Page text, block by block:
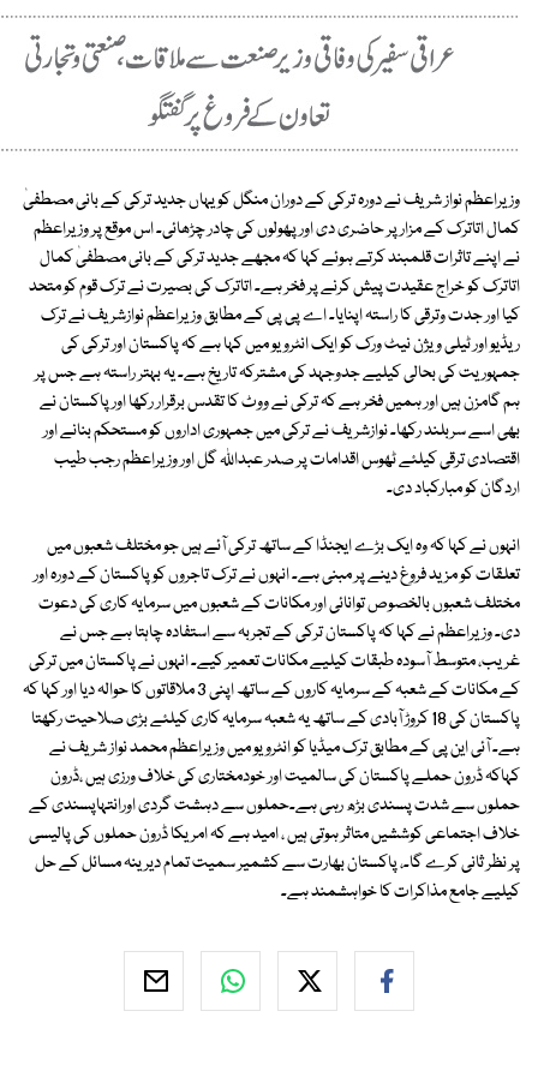
وزیراعظم نواز شریف نے دورہ ترکی کے دوران منگل کو یہاں جدید ترکی کے بانی مصطفیٰ
کمال اتاترک کے مزار پر حاضری دی اور پھولوں کی چادر چڑھائی۔ اس موقع پر وزیراعظم
نے اپنے تاثرات قلمبند کرتے ہوئے کہا کہ مجھے جدید ترکی کے بانی مصطفیٰ کمال
اتاترک کو خراج عقیدت پیش کرنے پر فخر ہے۔ اتاترک کی بصیرت نے ترک قوم کو متحد
کیا اور جدت وترقی کا راستہ اپنایا۔ اے پی پی کے مطابق وزیراعظم نوازشریف نے ترک
ریڈیو اور ٹیلی ویژن نیٹ ورک کو ایک انٹرویو میں کہا ہے کہ پاکستان اور ترکی کی
جمہوریت کی بحالی کیلیے جدوجہد کی مشترکہ تاریخ ہے۔ یہ بہتر راستہ ہے جس پر
ہم گامزن ہیں اور ہمیں فخر ہے کہ ترکی نے ووٹ کا تقدس برقرار رکھا اور پاکستان نے
بھی اسے سربلند رکھا۔ نوازشریف نے ترکی میں جمہوری اداروں کو مستحکم بنانے اور
اقتصادی ترقی کیلئے ٹھوس اقدامات پر صدر عبداللہ گل اور وزیراعظم رجب طیب
اردگان کو مبارکباد دی۔
انہوں نے کہا کہ وہ ایک بڑے ایجنڈا کے ساتھ ترکی آئے ہیں جو مختلف شعبوں میں
تعلقات کو مزید فروغ دینے پر مبنی ہے۔ انہوں نے ترک تاجروں کو پاکستان کے دورہ اور
مختلف شعبوں بالخصوص توانائی اور مکانات کے شعبوں میں سرمایہ کاری کی دعوت
دی۔ وزیراعظم نے کہا کہ پاکستان ترکی کے تجربہ سے استفادہ چاہتا ہے جس نے
غریب، متوسط آسودہ طبقات کیلیے مکانات تعمیر کیے۔ انہوں نے پاکستان میں ترکی
کے مکانات کے شعبہ کے سرمایہ کاروں کے ساتھ اپنی 3 ملاقاتوں کا حوالہ دیا اور کہا کہ
پاکستان کی 18 کروڑ آبادی کے ساتھ یہ شعبہ سرمایہ کاری کیلئے بڑی صلاحیت رکھتا
ہے۔ آئی این پی کے مطابق ترک میڈیا کو انٹرویو میں وزیراعظم محمد نواز شریف نے
کہاکہ ڈرون حملے پاکستان کی سالمیت اور خودمختاری کی خلاف ورزی ہیں ،ڈرون
حملوں سے شدت پسندی بڑھ رہی ہے۔حملوں سے دہشت گردی اورانتہاپسندی کے
خلاف اجتماعی کوششیں متاثر ہوتی ہیں ، امید ہے کہ امریکا ڈرون حملوں کی پالیسی
پر نظر ثانی کرے گا۔، پاکستان بھارت سے کشمیر سمیت تمام دیرینہ مسائل کے حل
کیلیے جامع مذاکرات کا خواہشمند ہے۔